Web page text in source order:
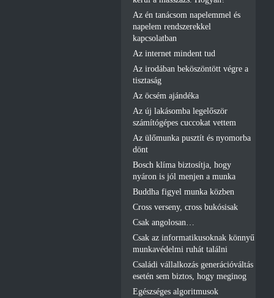
Az én tanácsom napelemmel és
napelem rendszerekkel
kapcsolatban
Az internet mindent tud
Az irodában beköszöntött végre a
tisztaság
Az öcsém ajándéka
Az új lakásomba legelőször
számítógépes cuccokat vettem
Az ülőmunka pusztít és nyomorba
dönt
Bosch klíma biztosítja, hogy
nyáron is jól menjen a munka
Buddha figyel munka közben
Cross verseny, cross bukósisak
Csak angolosan…
Csak az informatikusoknak könnyű
munkavédelmi ruhát találni
Családi vállalkozás generációváltás
esetén sem biztos, hogy meginog
Egészséges algoritmusok